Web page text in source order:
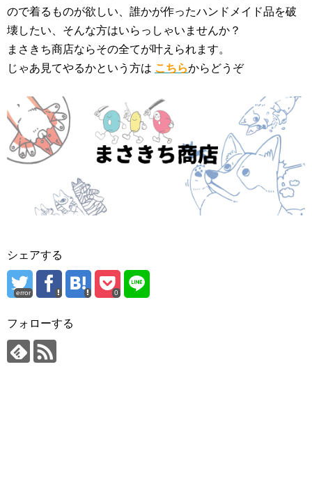
ので着るものが欲しい、誰かが作ったハンドメイド品を破
壊したい、そんな方はいらっしゃいませんか？
まさきち商店ならその全てが叶えられます。
じゃあ見てやるかという方は こちらからどうぞ
シェアする
error 0
フォローする